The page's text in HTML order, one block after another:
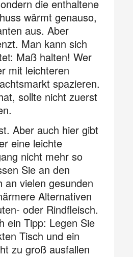
die enthaltene
wärmt genauso,
aus. Aber
Man kann sich
Maß halten! Wer
mit leichteren
spazieren.
sollte nicht zuerst
Aber auch hier gibt
eine leichte
nicht mehr so
Sie an den
vielen gesunden
Alternativen
oder Rind­fleisch.
ein Tipp: Legen Sie
Tisch und ein
zu groß ausfallen